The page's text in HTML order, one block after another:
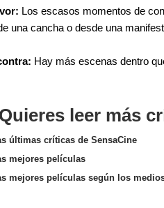
Los escasos momentos de
una cancha o desde una
Hay más escenas dentro
leer más
últimas críticas de SensaCine
mejores películas
mejores películas según los